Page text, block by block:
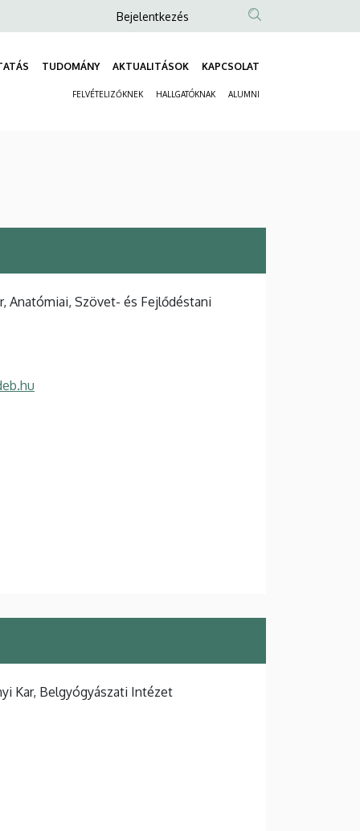
Anonim
fiók
menüje
Bejelentkezés
TUDOMÁNY AKTUALITÁSOK KAPCSOLAT
FELVÉTELIZŐKNEK HALLGATÓKNAK ALUMNI
Anatómiai, Szövet- és Fejlődéstani
Kar, Belgyógyászati Intézet